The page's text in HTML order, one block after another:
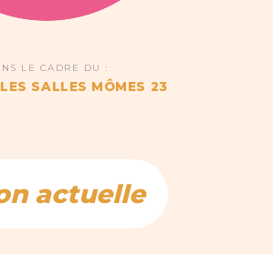
LE CADRE DU :
SALLES MÔMES 23
actuelle